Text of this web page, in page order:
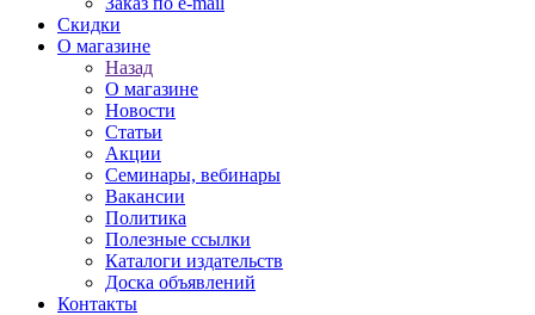
Скидки
О магазине
Назад
О магазине
Новости
Статьи
Акции
Семинары, вебинары
Вакансии
Политика
Полезные ссылки
Каталоги издательств
Доска объявлений
Контакты